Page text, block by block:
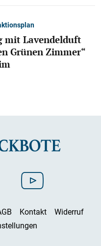
mit Lavendelduft
Grünen Zimmer“
Kontakt
Widerruf